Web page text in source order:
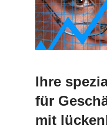
Ihre
für
mit